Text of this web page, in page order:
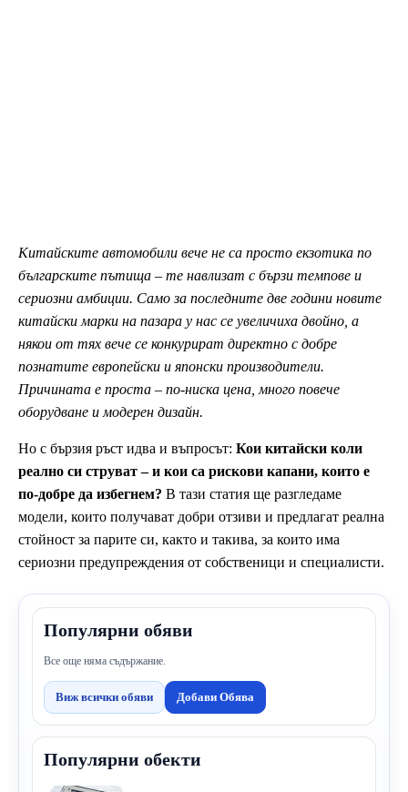
Китайските автомобили вече не са просто екзотика по
българските пътища – те навлизат с бързи темпове и
сериозни амбиции. Само за последните две години новите
китайски марки на пазара у нас се увеличиха двойно, а
някои от тях вече се конкурират директно с добре
познатите европейски и японски производители.
Причината е проста – по-ниска цена, много повече
оборудване и модерен дизайн.
Но с бързия ръст идва и въпросът: Кои китайски коли
реално си струват – и кои са рискови капани, които е
по-добре да избегнем? В тази статия ще разгледаме
модели, които получават добри отзиви и предлагат реална
стойност за парите си, както и такива, за които има
сериозни предупреждения от собственици и специалисти.
Популярни обяви
Все още няма съдържание.
Виж всички обяви Добави Обява
Популярни обекти